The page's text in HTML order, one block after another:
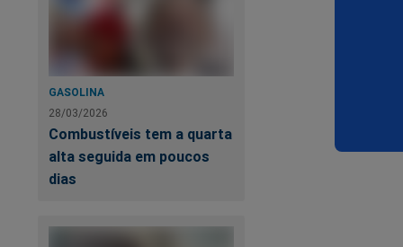
GASOLINA
28/03/2026
Combustíveis tem a quarta
alta seguida em poucos
dias